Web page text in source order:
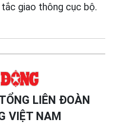
giao thông cục bộ.
LIÊN ĐOÀN
VIỆT NAM